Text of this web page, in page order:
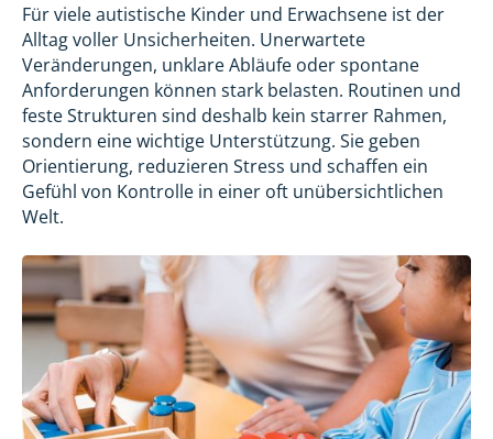
Für viele autistische Kinder und Erwachsene ist der
Alltag voller Unsicherheiten. Unerwartete
Veränderungen, unklare Abläufe oder spontane
Anforderungen können stark belasten. Routinen und
feste Strukturen sind deshalb kein starrer Rahmen,
sondern eine wichtige Unterstützung. Sie geben
Orientierung, reduzieren Stress und schaffen ein
Gefühl von Kontrolle in einer oft unübersichtlichen
Welt.